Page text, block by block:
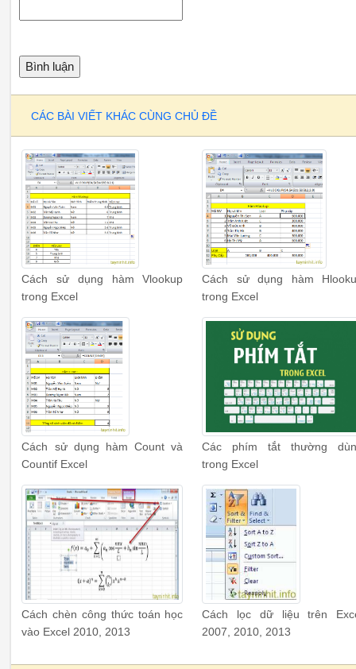
CÁC BÀI VIẾT KHÁC CÙNG CHỦ ĐỀ
Cách sử dụng hàm Vlookup
trong Excel
Cách sử dụng hàm
trong Excel
Cách sử dụng hàm Count và
Countif Excel
Các phím tắt thường
trong Excel
Cách chèn công thức toán học
vào Excel 2010, 2013
Cách lọc dữ liệu trên
2007, 2010, 2013